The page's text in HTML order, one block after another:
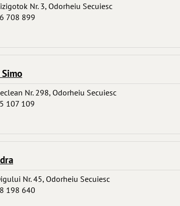
Nr. 3, Odorheiu Secuiesc
708 899
Nr. 298, Odorheiu Secuiesc
107 109
Nr. 45, Odorheiu Secuiesc
198 640